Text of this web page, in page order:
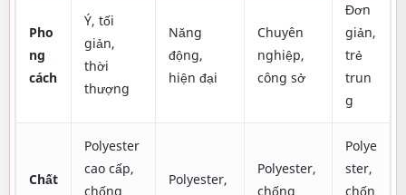
Pho
ng
cách
Ý, tối
giản,
thời
thượng
Năng
động,
hiện đại
Chuyên
nghiệp,
công sở
Đơn
giản,
trẻ
trun
g
Chất
Polyester
cao cấp,
chống
Polyester,
Polyester,
chống
Polye
ster,
chốn